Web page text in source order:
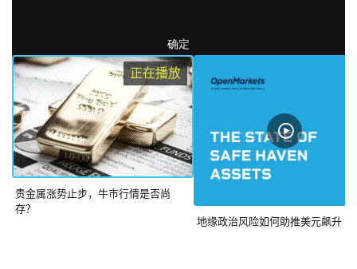
正在播放
贵金属涨势止步，牛市行情是否尚
存？
地缘政治风险如何助推美元飙升